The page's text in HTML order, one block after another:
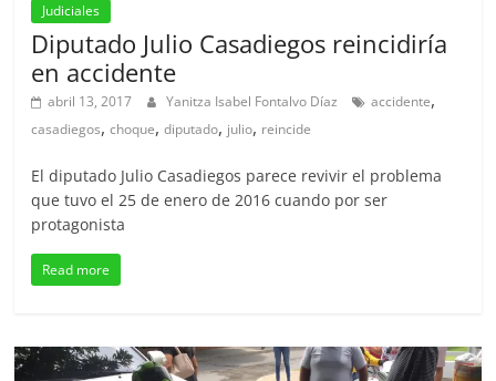
Judiciales
Diputado Julio Casadiegos reincidiría
en accidente
abril 13, 2017 Yanitza Isabel Fontalvo Díaz accidente,
casadiegos,choque,diputado, julio, reincide
El diputado Julio Casadiegos parece revivir el problema
que tuvo el 25 de enero de 2016 cuando por ser
protagonista
Read more